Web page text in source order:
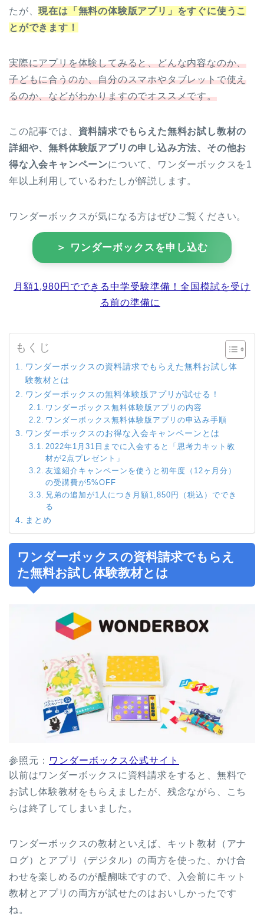
たが、現在は「無料の体験版アプリ」をすぐに使うこ
とができます！
実際にアプリを体験してみると、どんな内容なのか、
子どもに合うのか、自分のスマホやタブレットで使え
るのか、などがわかりますのでオススメです。
この記事では、 資料請求でもらえた無料お試し教材の
詳細や、無料体験版アプリの申し込み方法、その他お
得な入会キャンペーンについて、ワンダーボックスを1
年以上利用しているわたしが解説します。
ワンダーボックスが気になる方はぜひご覧ください。
＞ ワンダーボックスを申し込む
月額1,980円でできる中学受験準備！全国模試を受け
る前の準備に
もくじ
ワンダーボックスの資料請求でもらえた無料お試し体
験教材とは
ワンダーボックスの無料体験版アプリが試せる！
ワンダーボックス無料体験版アプリの内容
ワンダーボックス無料体験版アプリの申込み手順
ワンダーボックスのお得な入会キャンペーンとは
2022年1月31日までに入会すると「思考力キット教
材が2点プレゼント」
友達紹介キャンペーンを使うと初年度（12ヶ月分）
の受講費が5%OFF
兄弟の追加が1人につき月額1,850円（税込）ででき
る
まとめ
ワンダーボックスの資料請求でもらえ
た無料お試し体験教材とは
参照元： ワンダーボックス公式サイト
以前はワンダーボックスに資料請求をすると、無料で
お試し体験教材をもらえましたが、残念ながら、こち
らは終了してしまいました。
ワンダーボックスの教材といえば、キット教材（アナ
ログ）とアプリ（デジタル）の両方を使った、かけ合
わせを楽しめるのが醍醐味ですので、入会前にキット
教材とアプリの両方が試せたのはおいしかったです
ね。